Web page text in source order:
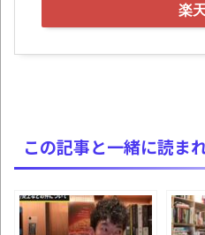
お前らの身体の悩
「アメリカのヤン
映画ちいかわ観に
マケイン9巻＆アニ
楽
この記事と一緒に読ま